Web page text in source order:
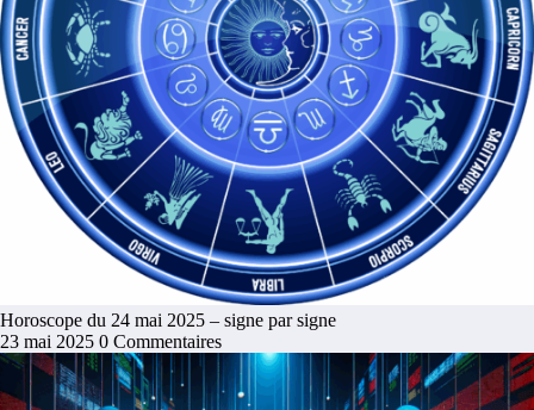
Horoscope du 24 mai 2025 – signe par signe
23 mai 2025 0 Commentaires